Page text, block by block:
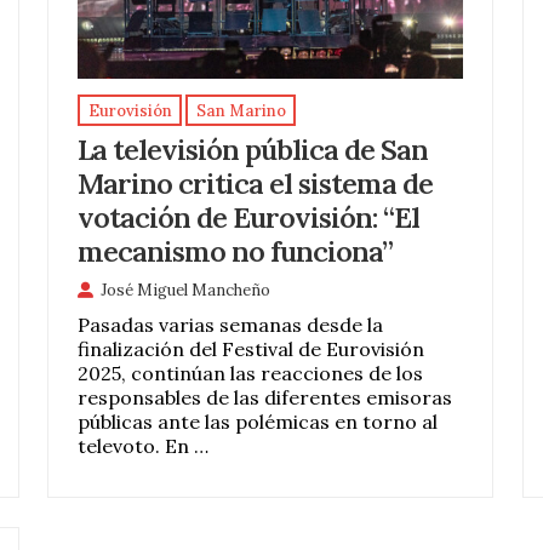
Eurovisión San Marino
La televisión pública de San
Marino critica el sistema de
votación de Eurovisión: “El
mecanismo no funciona”
José Miguel Mancheño
Pasadas varias semanas desde la
finalización del Festival de Eurovisión
2025, continúan las reacciones de los
responsables de las diferentes emisoras
públicas ante las polémicas en torno al
televoto. En …